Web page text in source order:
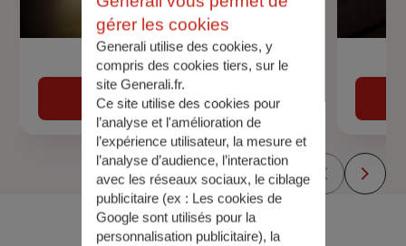
Devis assurance auto
Obtenir une estimation
gérer les cookies
Generali utilise des cookies, y
compris des cookies tiers, sur le
site Generali.fr.
Ce site utilise des cookies pour
l’analyse et l'amélioration de
l’expérience utilisateur, la mesure et
l’analyse d’audience, l’interaction
avec les réseaux sociaux, le ciblage
publicitaire (ex : Les cookies de
Google sont utilisés pour la
personnalisation publicitaire), la